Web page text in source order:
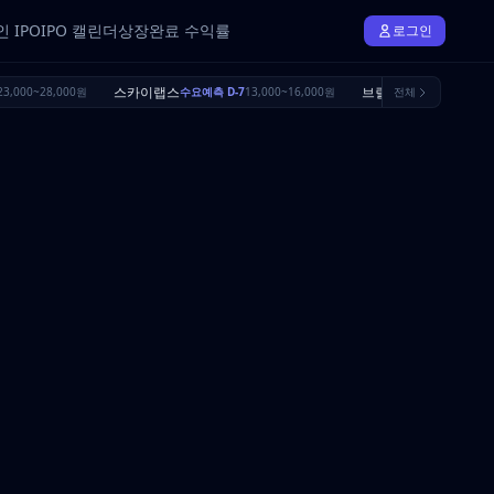
IPOIPO 캘린더상장완료 수익률 로그인
원 스카이랩스수요예측 D-713,000~16,000원 브릴스수요예측 D-24
전체